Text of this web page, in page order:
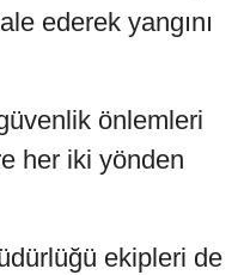
ederek yangını
önlemleri
her iki yönden
ekipleri de